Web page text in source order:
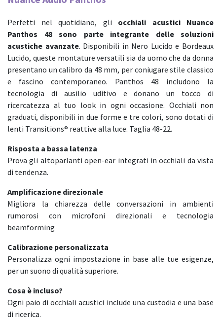
Carrello
Perfetti nel quotidiano, gli occhiali acustici Nuance
Panthos 48 sono parte integrante delle soluzioni
acustiche avanzate. Disponibili in Nero Lucido e Bordeaux
Lucido, queste montature versatili sia da uomo che da donna
presentano un calibro da 48 mm, per coniugare stile classico
e fascino contemporaneo. Panthos 48 includono la
tecnologia di ausilio uditivo e donano un tocco di
ricercatezza al tuo look in ogni occasione. Occhiali non
graduati, disponibili in due forme e tre colori, sono dotati di
lenti Transitions® reattive alla luce. Taglia 48-22.
Risposta a bassa latenza
Prova gli altoparlanti open-ear integrati in occhiali da vista
di tendenza.
Amplificazione direzionale
Migliora la chiarezza delle conversazioni in ambienti
rumorosi con microfoni direzionali e tecnologia
beamforming
Calibrazione personalizzata
Personalizza ogni impostazione in base alle tue esigenze,
per un suono di qualità superiore.
Cosa è incluso?
Ogni paio di occhiali acustici include una custodia e una base
di ricerica.